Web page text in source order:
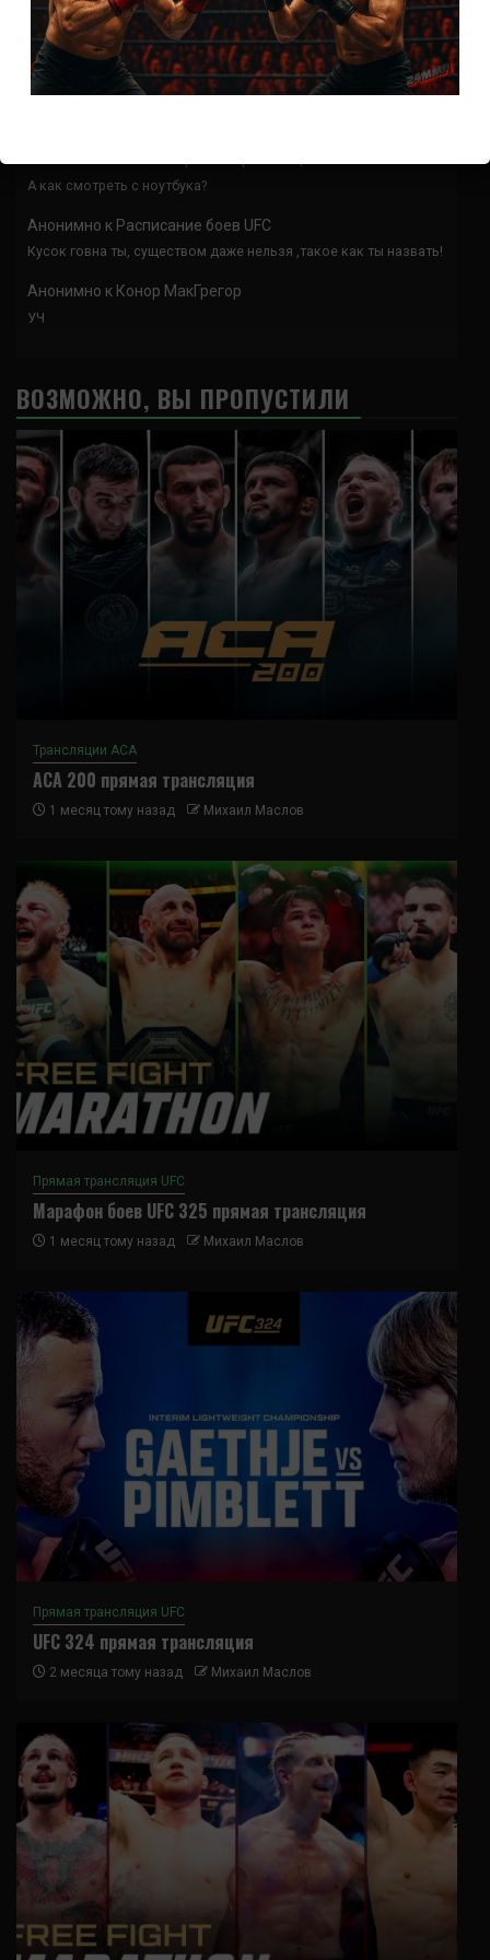
АнонимкРасписание боев UFC
Соси чл.ен немощь, твою мамку в кино водил
АнонимнокДоминик Круз — Деметриус Джонсон
А как смотреть с ноутбука?
Анонимно к Расписание боев UFC
Кусок говна ты, существом даже нельзя ,такое как ты назвать!
Анонимно к Конор МакГрегор
УЧ
ВОЗМОЖНО, ВЫ ПРОПУСТИЛИ
Трансляции ACA
ACA 200 прямая трансляция
1 месяц тому назад Михаил Маслов
Прямая трансляция UFC
Марафон боев UFC 325 прямая трансляция
1 месяц тому назад Михаил Маслов
Прямая трансляция UFC
UFC 324 прямая трансляция
2 месяца тому назад Михаил Маслов